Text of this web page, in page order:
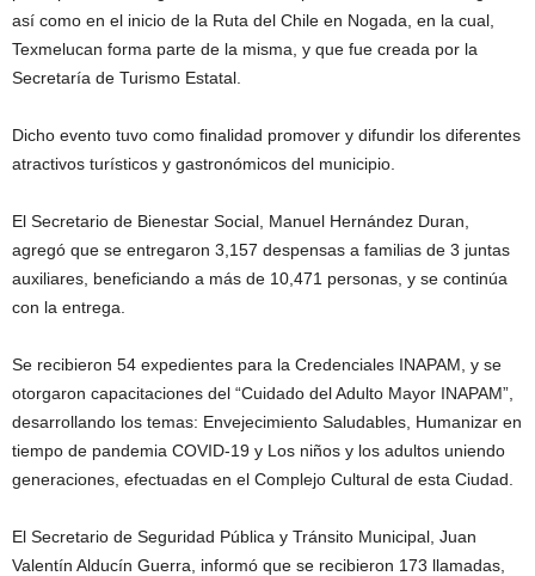
así como en el inicio de la Ruta del Chile en Nogada, en la cual,
Texmelucan forma parte de la misma, y que fue creada por la
Secretaría de Turismo Estatal.
Dicho evento tuvo como finalidad promover y difundir los diferentes
atractivos turísticos y gastronómicos del municipio.
El Secretario de Bienestar Social, Manuel Hernández Duran,
agregó que se entregaron 3,157 despensas a familias de 3 juntas
auxiliares, beneficiando a más de 10,471 personas, y se continúa
con la entrega.
Se recibieron 54 expedientes para la Credenciales INAPAM, y se
otorgaron capacitaciones del “Cuidado del Adulto Mayor INAPAM”,
desarrollando los temas: Envejecimiento Saludables, Humanizar en
tiempo de pandemia COVID-19 y Los niños y los adultos uniendo
generaciones, efectuadas en el Complejo Cultural de esta Ciudad.
El Secretario de Seguridad Pública y Tránsito Municipal, Juan
Valentín Alducín Guerra, informó que se recibieron 173 llamadas,